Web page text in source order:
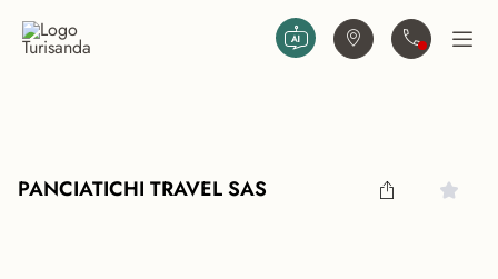
Trova agenziaContattaciApri
PANCIATICHI TRAVEL SAS